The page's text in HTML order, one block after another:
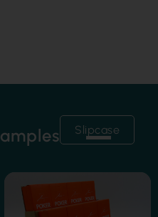
Slipcase